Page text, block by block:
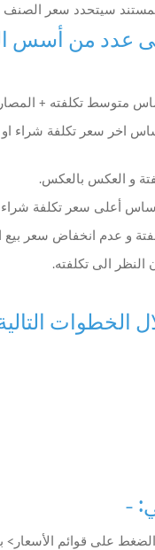
سيتحدد سعر الصنف
عدد من أسس
متوسط تكلفته +
اخر سعر تكلفة شراء او
و العكس بالعكس.
أعلى سعر تكلفة شراء
و عدم انخفاض سعر
الى تكلفته.
الخطوات
-
على قوائم